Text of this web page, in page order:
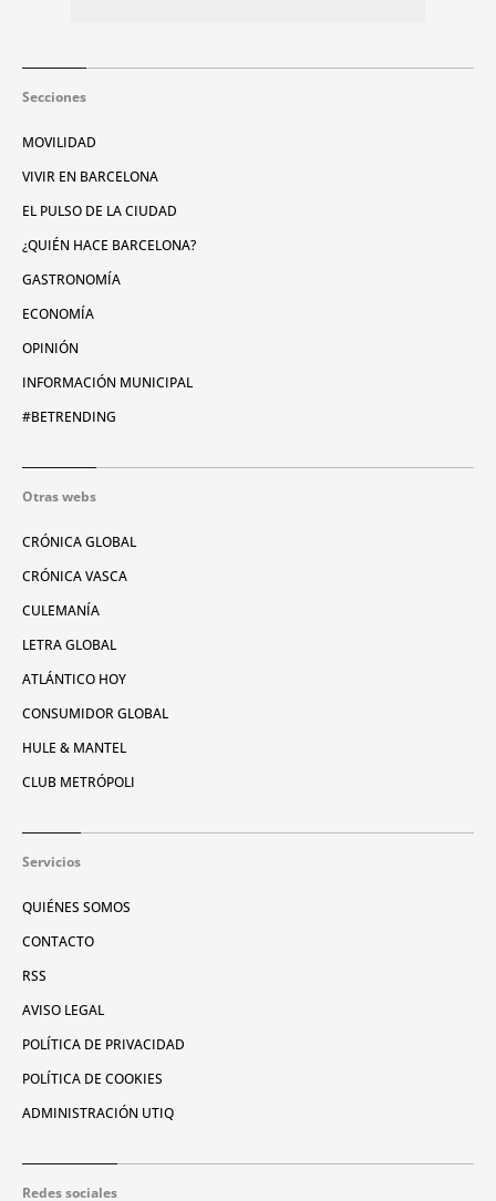
Secciones
MOVILIDAD
VIVIR EN BARCELONA
EL PULSO DE LA CIUDAD
¿QUIÉN HACE BARCELONA?
GASTRONOMÍA
ECONOMÍA
OPINIÓN
INFORMACIÓN MUNICIPAL
#BETRENDING
Otras webs
CRÓNICA GLOBAL
CRÓNICA VASCA
CULEMANÍA
LETRA GLOBAL
ATLÁNTICO HOY
CONSUMIDOR GLOBAL
HULE & MANTEL
CLUB METRÓPOLI
Servicios
QUIÉNES SOMOS
CONTACTO
RSS
AVISO LEGAL
POLÍTICA DE PRIVACIDAD
POLÍTICA DE COOKIES
ADMINISTRACIÓN UTIQ
Redes sociales